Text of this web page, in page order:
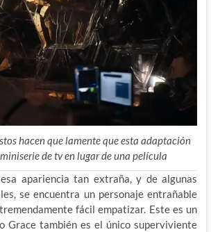
hacen que lamente que esta adaptación
de tv en lugar de una película
apariencia tan extraña, y de algunas
se encuentra un personaje entrañable
fácil empatizar. Este es un
Grace también es el único superviviente